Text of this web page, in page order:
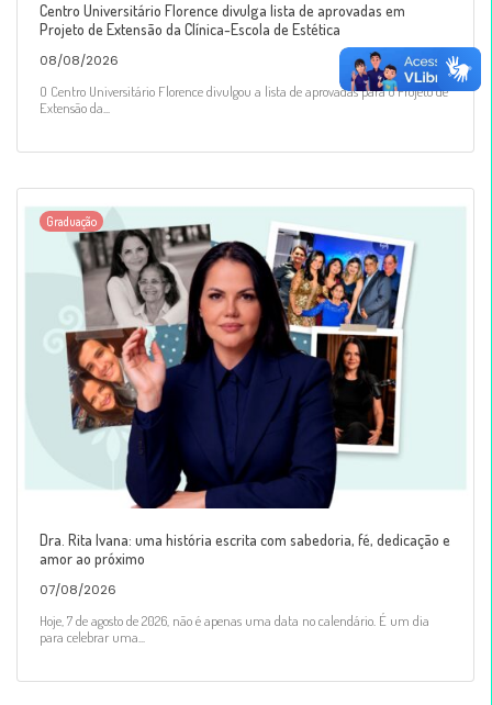
Centro Universitário Florence divulga lista de aprovadas em
Projeto de Extensão da Clínica-Escola de Estética
08/08/2026
O Centro Universitário Florence divulgou a lista de aprovadas para o Projeto de
Extensão da...
Graduação
Dra. Rita Ivana: uma história escrita com sabedoria, fé, dedicação e
amor ao próximo
07/08/2026
Hoje, 7 de agosto de 2026, não é apenas uma data no calendário. É um dia
para celebrar uma...